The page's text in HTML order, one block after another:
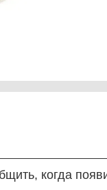
когда